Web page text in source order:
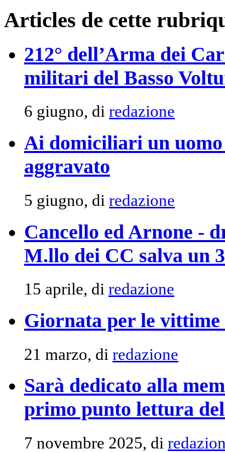
Articles de cette
212° dell’Arma dei
militari del Basso
6 giugno, di redazione
Ai domiciliari un
aggravato
5 giugno, di redazione
Cancello ed Arnone -
M.llo dei CC salva un
15 aprile, di redazione
Giornata per le
21 marzo, di redazione
Sarà dedicato alla
primo punto lettura
7 novembre 2025, di